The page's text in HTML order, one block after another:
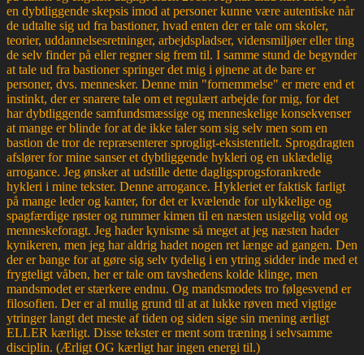
en dybtliggende skepsis imod at personer kunne være autentiske når
de udtalte sig ud fra bastioner, hvad enten der er tale om skoler,
teorier, uddannelsesretninger, arbejdspladser, vidensmiljøer eller ting
de selv finder på eller regner sig frem til. I samme stund de begynder
at tale ud fra bastioner springer det mig i øjnene at de bare er
personer, dvs. mennesker. Denne min "fornemmelse" er mere end et
instinkt, der er snarere tale om et regulært arbejde for mig, for det
har dybtliggende samfundsmæssige og menneskelige konsekvenser
at mange er blinde for at de ikke taler som sig selv men som en
bastion de tror de repræsenterer sprogligt-eksistentielt. Sprogdragten
afslører for mine sanser et dybtliggende hykleri og en uklædelig
arrogance. Jeg ønsker at udstille dette dagligsprogsforankrede
hykleri i mine tekster. Denne arrogance. Hykleriet er faktisk farligt
på mange leder og kanter, for det er kvælende for ulykkelige og
spagfærdige røster og rummer kimen til en næsten usigelig vold og
menneskeforagt. Jeg hader kynisme så meget at jeg næsten hader
kynikeren, men jeg har aldrig hadet nogen ret længe ad gangen. Den
der er bange for at gøre sig selv tydelig i en ytring sidder inde med et
frygteligt våben, her er tale om tavshedens kolde klinge, men
mandsmodet er stærkere endnu. Og mandsmodets tro følgesvend er
filosofien. Der er al mulig grund til at at lukke røven med vigtige
ytringer langt det meste af tiden og siden sige sin mening ærligt
ELLER kærligt. Disse tekster er ment som træning i selvsamme
disciplin. (Ærligt OG kærligt har ingen energi til.)